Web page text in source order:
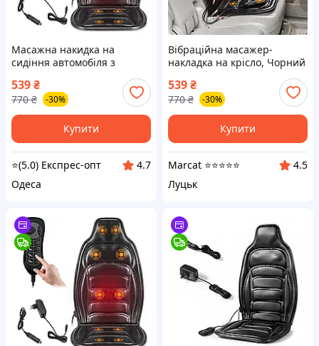
Масажна накидка на
сидіння автомобіля з
Вібраційна масажер-
накладка на крісло
539₴
770 ₴ -30%
Купити
⭐(5.0) Експрес-опт
4.7
Одеса
Вібраційна масажер-
накладка на крісло, Чорний
сидіння автомобіля з
підігрівом JB-616B
539₴
770 ₴ -30%
Купити
Marcat ⭐⭐⭐⭐⭐
4.5
Луцьк